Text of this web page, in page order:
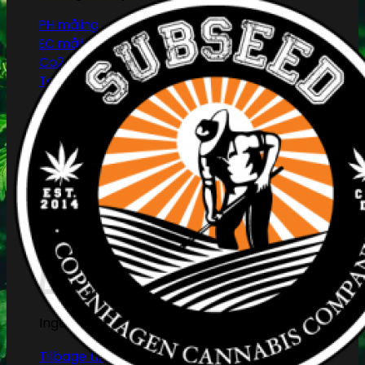
PH måling
EC måling
Co2 måling og kontrol
Temperatur og fugtighedsmålere
Målebægere og sprays
Tilbehør
Tape og fastgørelse
Ingen produkter i kurven.
Tilbage til shoppen